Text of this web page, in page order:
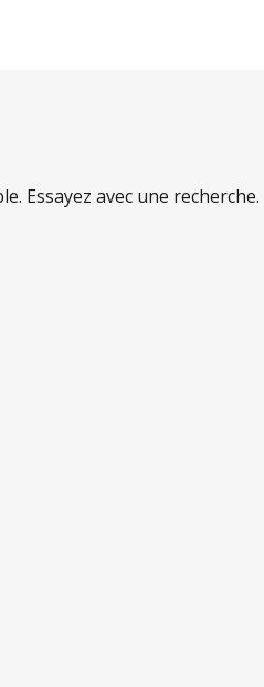
Essayez avec une recherche.